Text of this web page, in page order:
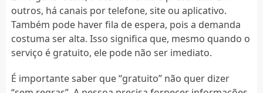
outros, há canais por telefone, site ou aplicativo.
Também pode haver fila de espera, pois a demanda
costuma ser alta. Isso significa que, mesmo quando o
serviço é gratuito, ele pode não ser imediato.
É importante saber que “gratuito” não quer dizer